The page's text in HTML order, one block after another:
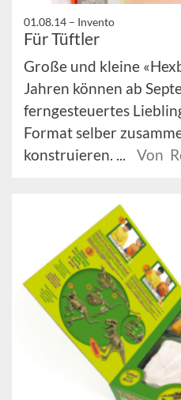
01.08.14 – Invento
Für Tüftler
Große und kleine
Jahren können ab
ferngesteuertes
Format selber
konstruieren. ...
Von